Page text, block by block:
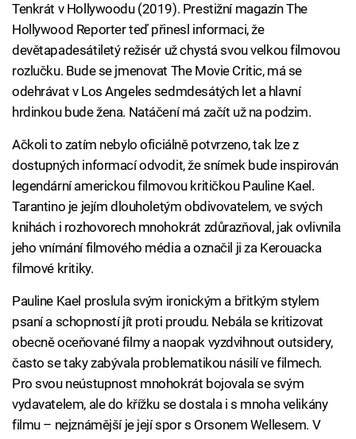
Tenkrát v Hollywoodu (2019). Prestižní magazín The
Hollywood Reporter teď přinesl informaci, že
devětapadesátiletý režisér už chystá svou velkou filmovou
rozlučku. Bude se jmenovat The Movie Critic, má se
odehrávat v Los Angeles sedmdesátých let a hlavní
hrdinkou bude žena. Natáčení má začít už na podzim.
Ačkoli to zatím nebylo oficiálně potvrzeno, tak lze z
dostupných informací odvodit, že snímek bude inspirován
legendární americkou filmovou kritičkou Pauline Kael.
Tarantino je jejím dlouholetým obdivovatelem, ve svých
knihách i rozhovorech mnohokrát zdůrazňoval, jak ovlivnila
jeho vnímání filmového média a označil ji za Kerouacka
filmové kritiky.
Pauline Kael proslula svým ironickým a břitkým stylem
psaní a schopností jít proti proudu. Nebála se kritizovat
obecně oceňované filmy a naopak vyzdvihnout outsidery,
často se taky zabývala problematikou násilí ve filmech.
Pro svou neústupnost mnohokrát bojovala se svým
vydavatelem, ale do křížku se dostala i s mnoha velikány
filmu – nejznámější je její spor s Orsonem Wellesem. V